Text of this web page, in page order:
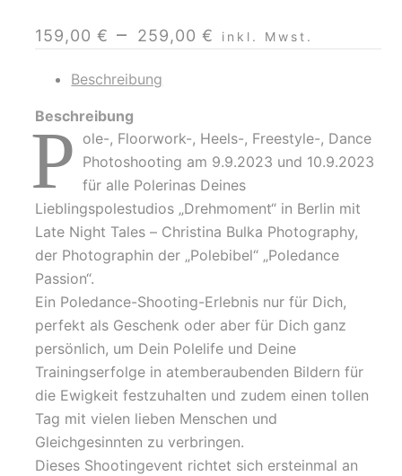
159,00€ – 259,00€ inkl. Mwst.
Beschreibung
Beschreibung
P ole-, Floorwork-, Heels-, Freestyle-, Dance
Photoshooting am 9.9.2023 und 10.9.2023
für alle Polerinas Deines
Lieblingspolestudios „Drehmoment“ in Berlin mit
Late Night Tales – Christina Bulka Photography,
der Photographin der „Polebibel“ „Poledance
Passion“.
Ein Poledance-Shooting-Erlebnis nur für Dich,
perfekt als Geschenk oder aber für Dich ganz
persönlich, um Dein Polelife und Deine
Trainingserfolge in atemberaubenden Bildern für
die Ewigkeit festzuhalten und zudem einen tollen
Tag mit vielen lieben Menschen und
Gleichgesinnten zu verbringen.
Dieses Shootingevent richtet sich ersteinmal an